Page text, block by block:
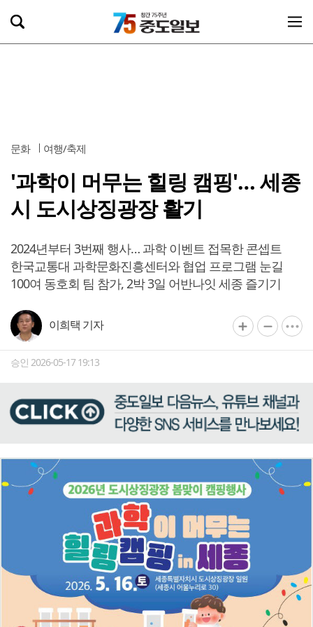
문화 여행/축제
'과학이 머무는 힐링 캠핑'… 세종
시 도시상징광장 활기
2024년부터 3번째 행사… 과학 이벤트 접목한 콘셉트
한국교통대 과학문화진흥센터와 협업 프로그램 눈길
100여 동호회 팀 참가, 2박 3일 어반나잇 세종 즐기기
이희택 기자
승인 2026-05-17 19:13